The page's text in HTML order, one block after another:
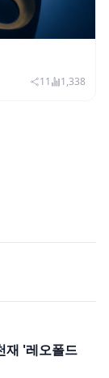
‘닥터포
11 1,338
재 '레오폴드